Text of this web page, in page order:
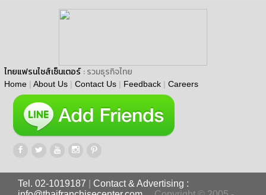
ไทยแฟรนไชส์เซ็นเตอร์ : รวมธุรกิจไทย
Home | About Us | Contact Us | Feedback | Careers
Tel. 02-1019187
Contact & Advertising :